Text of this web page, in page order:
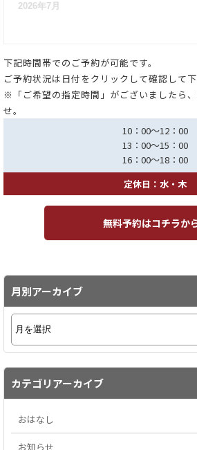
2026年7月
下記時間帯でのご予約が可能です。
ご予約状況は日付をクリックして確認して下
※「ご希望の指定時間」がございましたら
せ。
10：00～12：00
13：00～15：00
16：00～18：00
定休日：水・木
無料予約はコチラか
月別アーカイブ
カテゴリアーカイブ
おはなし
お知らせ